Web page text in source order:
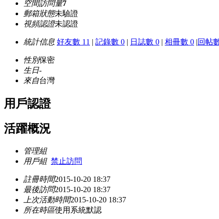
空間訪問量7
郵箱狀態未驗證
視頻認證未認證
統計信息 好友數 11 | 記錄數 0 | 日誌數 0 | 相冊數 0 |回帖
性別保密
生日-
來自台灣
用戶認證
活躍概況
管理組
用戶組 禁止訪問
註冊時間2015-10-20 18:37
最後訪問2015-10-20 18:37
上次活動時間2015-10-20 18:37
所在時區使用系統默認